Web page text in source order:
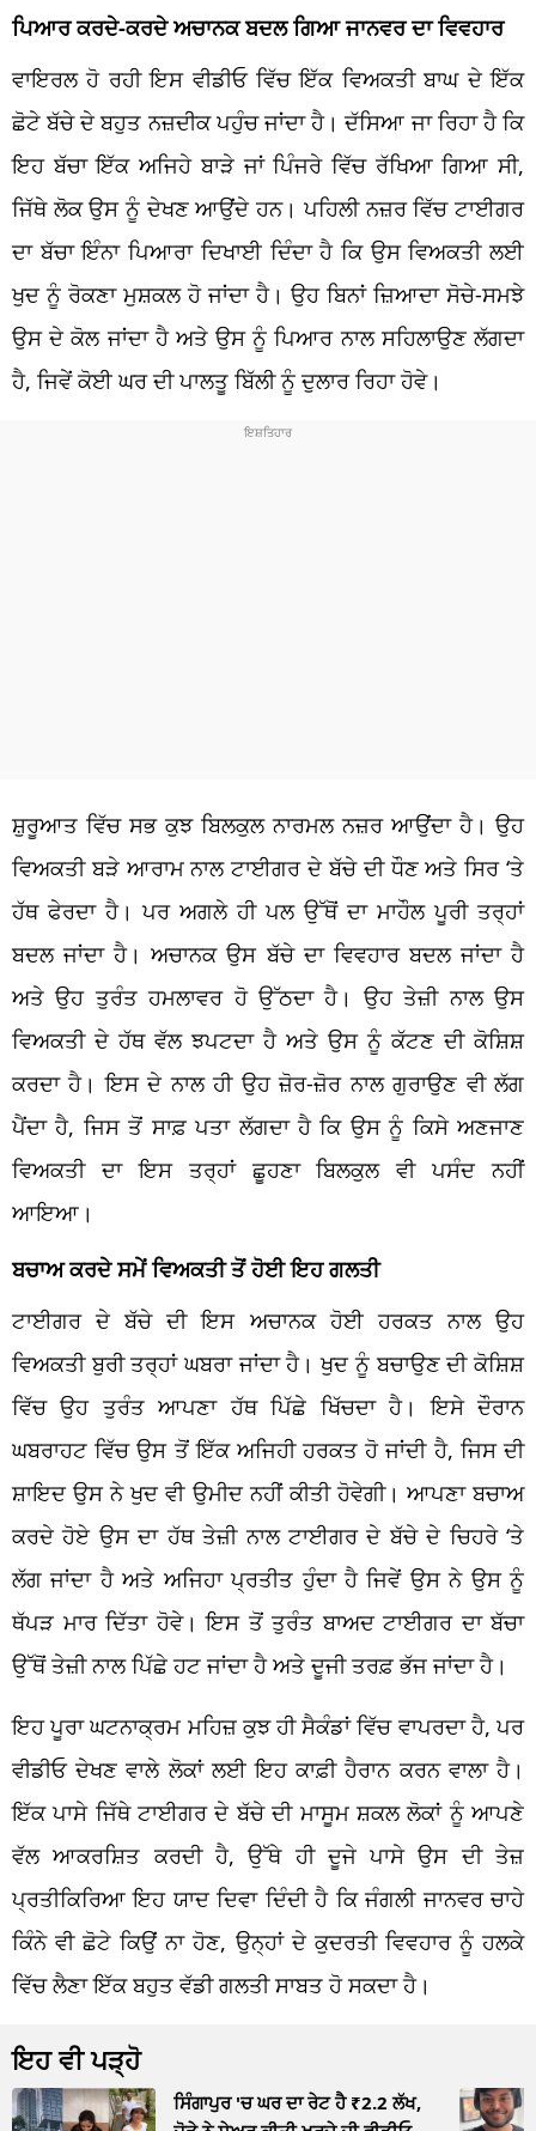
ਪਿਆਰ ਕਰਦੇ-ਕਰਦੇ ਅਚਾਨਕ ਬਦਲ ਗਿਆ ਜਾਨਵਰ ਦਾ ਵਿਵਹਾਰ
ਵਾਇਰਲ ਹੋ ਰਹੀ ਇਸ ਵੀਡੀਓ ਵਿੱਚ ਇੱਕ ਵਿਅਕਤੀ ਬਾਘ ਦੇ ਇੱਕ
ਛੋਟੇ ਬੱਚੇ ਦੇ ਬਹੁਤ ਨਜ਼ਦੀਕ ਪਹੁੰਚ ਜਾਂਦਾ ਹੈ। ਦੱਸਿਆ ਜਾ ਰਿਹਾ ਹੈ ਕਿ
ਇਹ ਬੱਚਾ ਇੱਕ ਅਜਿਹੇ ਬਾੜੇ ਜਾਂ ਪਿੰਜਰੇ ਵਿੱਚ ਰੱਖਿਆ ਗਿਆ ਸੀ,
ਜਿੱਥੇ ਲੋਕ ਉਸ ਨੂੰ ਦੇਖਣ ਆਉਂਦੇ ਹਨ। ਪਹਿਲੀ ਨਜ਼ਰ ਵਿੱਚ ਟਾਈਗਰ
ਦਾ ਬੱਚਾ ਇੰਨਾ ਪਿਆਰਾ ਦਿਖਾਈ ਦਿੰਦਾ ਹੈ ਕਿ ਉਸ ਵਿਅਕਤੀ ਲਈ
ਖੁਦ ਨੂੰ ਰੋਕਣਾ ਮੁਸ਼ਕਲ ਹੋ ਜਾਂਦਾ ਹੈ। ਉਹ ਬਿਨਾਂ ਜ਼ਿਆਦਾ ਸੋਚੇ-ਸਮਝੇ
ਉਸ ਦੇ ਕੋਲ ਜਾਂਦਾ ਹੈ ਅਤੇ ਉਸ ਨੂੰ ਪਿਆਰ ਨਾਲ ਸਹਿਲਾਉਣ ਲੱਗਦਾ
ਹੈ, ਜਿਵੇਂ ਕੋਈ ਘਰ ਦੀ ਪਾਲਤੂ ਬਿੱਲੀ ਨੂੰ ਦੁਲਾਰ ਰਿਹਾ ਹੋਵੇ।
ਸ਼ੁਰੂਆਤ ਵਿੱਚ ਸਭ ਕੁਝ ਬਿਲਕੁਲ ਨਾਰਮਲ ਨਜ਼ਰ ਆਉਂਦਾ ਹੈ। ਉਹ
ਵਿਅਕਤੀ ਬੜੇ ਆਰਾਮ ਨਾਲ ਟਾਈਗਰ ਦੇ ਬੱਚੇ ਦੀ ਧੌਣ ਅਤੇ ਸਿਰ ‘ਤੇ
ਹੱਥ ਫੇਰਦਾ ਹੈ। ਪਰ ਅਗਲੇ ਹੀ ਪਲ ਉੱਥੋਂ ਦਾ ਮਾਹੌਲ ਪੂਰੀ ਤਰ੍ਹਾਂ
ਬਦਲ ਜਾਂਦਾ ਹੈ। ਅਚਾਨਕ ਉਸ ਬੱਚੇ ਦਾ ਵਿਵਹਾਰ ਬਦਲ ਜਾਂਦਾ ਹੈ
ਅਤੇ ਉਹ ਤੁਰੰਤ ਹਮਲਾਵਰ ਹੋ ਉੱਠਦਾ ਹੈ। ਉਹ ਤੇਜ਼ੀ ਨਾਲ ਉਸ
ਵਿਅਕਤੀ ਦੇ ਹੱਥ ਵੱਲ ਝਪਟਦਾ ਹੈ ਅਤੇ ਉਸ ਨੂੰ ਕੱਟਣ ਦੀ ਕੋਸ਼ਿਸ਼
ਕਰਦਾ ਹੈ। ਇਸ ਦੇ ਨਾਲ ਹੀ ਉਹ ਜ਼ੋਰ-ਜ਼ੋਰ ਨਾਲ ਗੁਰਾਉਣ ਵੀ ਲੱਗ
ਪੈਂਦਾ ਹੈ, ਜਿਸ ਤੋਂ ਸਾਫ਼ ਪਤਾ ਲੱਗਦਾ ਹੈ ਕਿ ਉਸ ਨੂੰ ਕਿਸੇ ਅਣਜਾਣ
ਵਿਅਕਤੀ ਦਾ ਇਸ ਤਰ੍ਹਾਂ ਛੂਹਣਾ ਬਿਲਕੁਲ ਵੀ ਪਸੰਦ ਨਹੀਂ
ਆਇਆ।
ਬਚਾਅ ਕਰਦੇ ਸਮੇਂ ਵਿਅਕਤੀ ਤੋਂ ਹੋਈ ਇਹ ਗਲਤੀ
ਟਾਈਗਰ ਦੇ ਬੱਚੇ ਦੀ ਇਸ ਅਚਾਨਕ ਹੋਈ ਹਰਕਤ ਨਾਲ ਉਹ
ਵਿਅਕਤੀ ਬੁਰੀ ਤਰ੍ਹਾਂ ਘਬਰਾ ਜਾਂਦਾ ਹੈ। ਖੁਦ ਨੂੰ ਬਚਾਉਣ ਦੀ ਕੋਸ਼ਿਸ਼
ਵਿੱਚ ਉਹ ਤੁਰੰਤ ਆਪਣਾ ਹੱਥ ਪਿੱਛੇ ਖਿੱਚਦਾ ਹੈ। ਇਸੇ ਦੌਰਾਨ
ਘਬਰਾਹਟ ਵਿੱਚ ਉਸ ਤੋਂ ਇੱਕ ਅਜਿਹੀ ਹਰਕਤ ਹੋ ਜਾਂਦੀ ਹੈ, ਜਿਸ ਦੀ
ਸ਼ਾਇਦ ਉਸ ਨੇ ਖੁਦ ਵੀ ਉਮੀਦ ਨਹੀਂ ਕੀਤੀ ਹੋਵੇਗੀ। ਆਪਣਾ ਬਚਾਅ
ਕਰਦੇ ਹੋਏ ਉਸ ਦਾ ਹੱਥ ਤੇਜ਼ੀ ਨਾਲ ਟਾਈਗਰ ਦੇ ਬੱਚੇ ਦੇ ਚਿਹਰੇ ‘ਤੇ
ਲੱਗ ਜਾਂਦਾ ਹੈ ਅਤੇ ਅਜਿਹਾ ਪ੍ਰਤੀਤ ਹੁੰਦਾ ਹੈ ਜਿਵੇਂ ਉਸ ਨੇ ਉਸ ਨੂੰ
ਥੱਪੜ ਮਾਰ ਦਿੱਤਾ ਹੋਵੇ। ਇਸ ਤੋਂ ਤੁਰੰਤ ਬਾਅਦ ਟਾਈਗਰ ਦਾ ਬੱਚਾ
ਉੱਥੋਂ ਤੇਜ਼ੀ ਨਾਲ ਪਿੱਛੇ ਹਟ ਜਾਂਦਾ ਹੈ ਅਤੇ ਦੂਜੀ ਤਰਫ਼ ਭੱਜ ਜਾਂਦਾ ਹੈ।
ਇਹ ਪੂਰਾ ਘਟਨਾਕ੍ਰਮ ਮਹਿਜ਼ ਕੁਝ ਹੀ ਸੈਕੰਡਾਂ ਵਿੱਚ ਵਾਪਰਦਾ ਹੈ, ਪਰ
ਵੀਡੀਓ ਦੇਖਣ ਵਾਲੇ ਲੋਕਾਂ ਲਈ ਇਹ ਕਾਫ਼ੀ ਹੈਰਾਨ ਕਰਨ ਵਾਲਾ ਹੈ।
ਇੱਕ ਪਾਸੇ ਜਿੱਥੇ ਟਾਈਗਰ ਦੇ ਬੱਚੇ ਦੀ ਮਾਸੂਮ ਸ਼ਕਲ ਲੋਕਾਂ ਨੂੰ ਆਪਣੇ
ਵੱਲ ਆਕਰਸ਼ਿਤ ਕਰਦੀ ਹੈ, ਉੱਥੇ ਹੀ ਦੂਜੇ ਪਾਸੇ ਉਸ ਦੀ ਤੇਜ਼
ਪ੍ਰਤੀਕਿਰਿਆ ਇਹ ਯਾਦ ਦਿਵਾ ਦਿੰਦੀ ਹੈ ਕਿ ਜੰਗਲੀ ਜਾਨਵਰ ਚਾਹੇ
ਕਿੰਨੇ ਵੀ ਛੋਟੇ ਕਿਉਂ ਨਾ ਹੋਣ, ਉਨ੍ਹਾਂ ਦੇ ਕੁਦਰਤੀ ਵਿਵਹਾਰ ਨੂੰ ਹਲਕੇ
ਵਿੱਚ ਲੈਣਾ ਇੱਕ ਬਹੁਤ ਵੱਡੀ ਗਲਤੀ ਸਾਬਤ ਹੋ ਸਕਦਾ ਹੈ।
ਇਹ ਵੀ ਪੜ੍ਹੋ
ਸਿੰਗਾਪੁਰ 'ਚ ਘਰ ਦਾ ਰੇਟ ਹੈ ₹2.2 ਲੱਖ,